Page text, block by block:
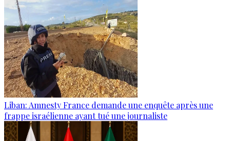
Liban: Amnesty France demande une enquête après une
frappe israélienne ayant tué une journaliste